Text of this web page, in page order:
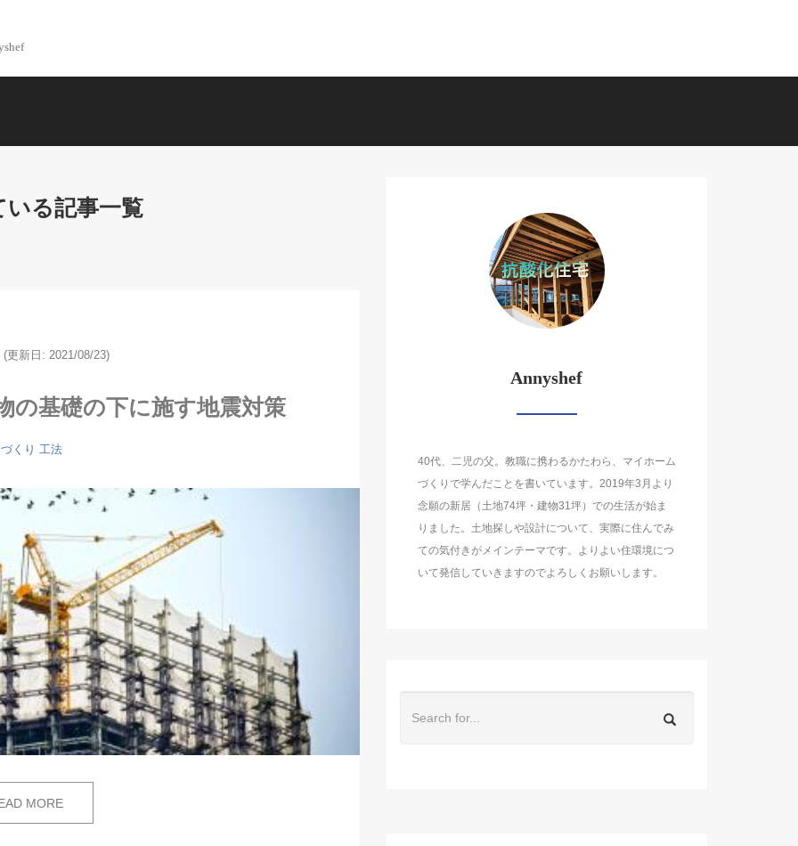
いる記事一覧
(更新日: 2021/08/23)
の基礎の下に施す地震対策
くり 工法
MORE
Annyshef
40代、二児の父。教職に携わるかたわら、マイホーム
づくりで学んだことを書いています。2019年3月より
念願の新居（土地74坪・建物31坪）での生活が始ま
りました。土地探しや設計について、実際に住んでみ
ての気付きがメインテーマです。よりよい住環境につ
いて発信していきますのでよろしくお願いします。